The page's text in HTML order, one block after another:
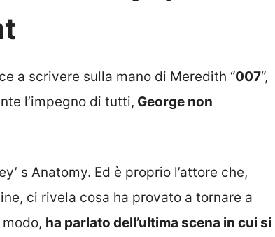
a scrivere sulla mano di Meredith “007“,
l’impegno di tutti, George non
s Anatomy. Ed è proprio l’attore che,
ci rivela cosa ha provato a tornare a
ha parlato dell’ultima scena in cui si